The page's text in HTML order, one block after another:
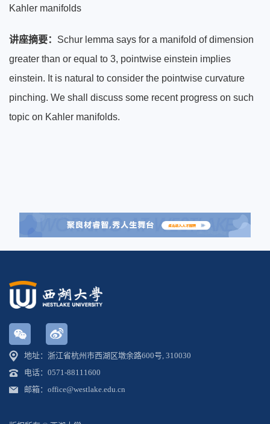
Kahler manifolds
讲座摘要： Schur lemma says for a manifold of dimension
greater than or equal to 3, pointwise einstein implies
einstein. It is natural to consider the pointwise curvature
pinching. We shall discuss some recent progress on such
topic on Kahler manifolds.
地址：浙江省杭州市西湖区墩余路600号, 310030
电话：0571-88111600
邮箱：office@westlake.edu.cn